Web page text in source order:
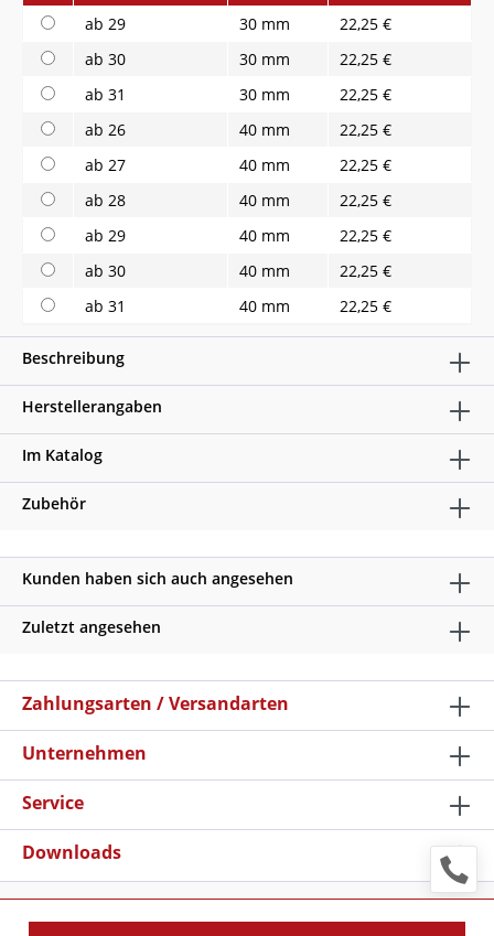
ab 29
30 mm
22,25 €
ab 30
30 mm
22,25 €
ab 31
30 mm
22,25 €
ab 26
40 mm
22,25 €
ab 27
40 mm
22,25 €
ab 28
40 mm
22,25 €
ab 29
40 mm
22,25 €
ab 30
40 mm
22,25 €
ab 31
40 mm 22,25 €
Beschreibung
Herstellerangaben
Im Katalog
Zubehör
Kunden haben sich auch angesehen
Zuletzt angesehen
Zahlungsarten / Versandarten
Unternehmen
Service
Downloads